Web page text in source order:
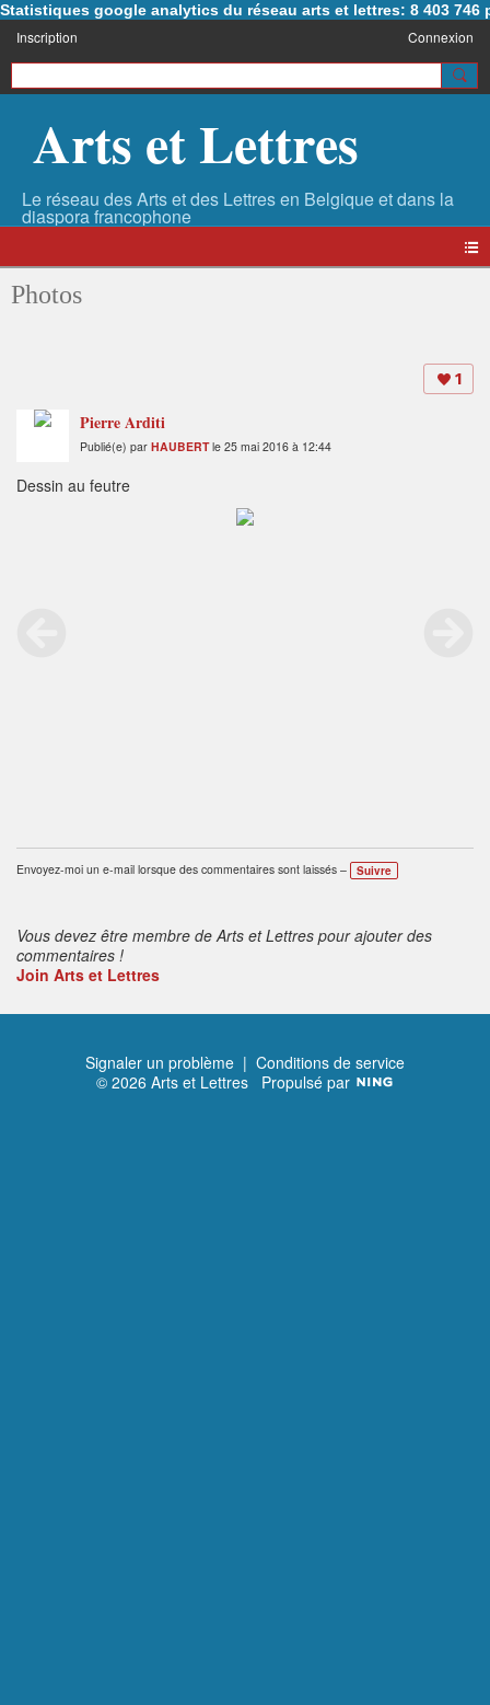
Statistiques google analytics du réseau arts et lettres: 8 403 746
Inscription Connexion
Arts et Lettres
Photos
1
Pierre Arditi
Publié(e) par HAUBERTle 25 mai 2016 à 12:44
Dessin au feutre
Envoyez-moi un e-mail lorsque des commentaires sont laissés – Suivre
Vous devez être membre de Arts et Lettres pour ajouter des
commentaires !
Join Arts et Lettres
Signaler un problème | Conditions de service
© 2026 Arts et Lettres Propulsé par